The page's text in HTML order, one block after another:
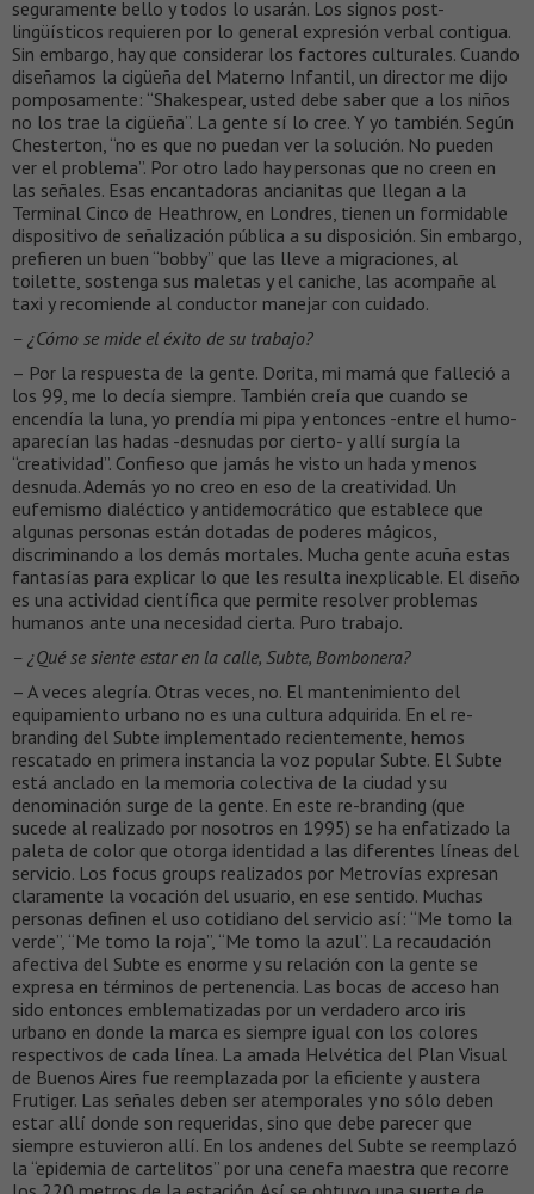
seguramente bello y todos lo usarán. Los signos post-
lingüísticos requieren por lo general expresión verbal contigua.
Sin embargo, hay que considerar los factores culturales. Cuando
diseñamos la cigüeña del Materno Infantil, un director me dijo
pomposamente: “Shakespear, usted debe saber que a los niños
no los trae la cigüeña”. La gente sí lo cree. Y yo también. Según
Chesterton, “no es que no puedan ver la solución. No pueden
ver el problema”. Por otro lado hay personas que no creen en
las señales. Esas encantadoras ancianitas que llegan a la
Terminal Cinco de Heathrow, en Londres, tienen un formidable
dispositivo de señalización pública a su disposición. Sin embargo,
prefieren un buen “bobby” que las lleve a migraciones, al
toilette, sostenga sus maletas y el caniche, las acompañe al
taxi y recomiende al conductor manejar con cuidado.
– ¿Cómo se mide el éxito de su trabajo?
– Por la respuesta de la gente. Dorita, mi mamá que falleció a
los 99, me lo decía siempre. También creía que cuando se
encendía la luna, yo prendía mi pipa y entonces -entre el humo-
aparecían las hadas -desnudas por cierto- y allí surgía la
“creatividad”. Confieso que jamás he visto un hada y menos
desnuda. Además yo no creo en eso de la creatividad. Un
eufemismo dialéctico y antidemocrático que establece que
algunas personas están dotadas de poderes mágicos,
discriminando a los demás mortales. Mucha gente acuña estas
fantasías para explicar lo que les resulta inexplicable. El diseño
es una actividad científica que permite resolver problemas
humanos ante una necesidad cierta. Puro trabajo.
– ¿Qué se siente estar en la calle, Subte, Bombonera?
– A veces alegría. Otras veces, no. El mantenimiento del
equipamiento urbano no es una cultura adquirida. En el re-
branding del Subte implementado recientemente, hemos
rescatado en primera instancia la voz popular Subte. El Subte
está anclado en la memoria colectiva de la ciudad y su
denominación surge de la gente. En este re-branding (que
sucede al realizado por nosotros en 1995) se ha enfatizado la
paleta de color que otorga identidad a las diferentes líneas del
servicio. Los focus groups realizados por Metrovías expresan
claramente la vocación del usuario, en ese sentido. Muchas
personas definen el uso cotidiano del servicio así: “Me tomo la
verde”, “Me tomo la roja”, “Me tomo la azul”. La recaudación
afectiva del Subte es enorme y su relación con la gente se
expresa en términos de pertenencia. Las bocas de acceso han
sido entonces emblematizadas por un verdadero arco iris
urbano en donde la marca es siempre igual con los colores
respectivos de cada línea. La amada Helvética del Plan Visual
de Buenos Aires fue reemplazada por la eficiente y austera
Frutiger. Las señales deben ser atemporales y no sólo deben
estar allí donde son requeridas, sino que debe parecer que
siempre estuvieron allí. En los andenes del Subte se reemplazó
la “epidemia de cartelitos” por una cenefa maestra que recorre